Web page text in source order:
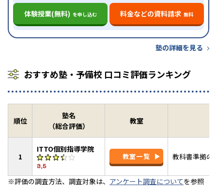
体験授業(無料) を申し込む 料金などの資料請求 無料
塾の詳細を見る
おすすめ塾・予備校 口コミ評価ランキング
順位
塾名
（総合評価）
教室
1
ITTO個別指導学院
3.5
教室一覧 教科書準拠の
※評価の調査方法、調査対象は、 アンケート調査についてを参照